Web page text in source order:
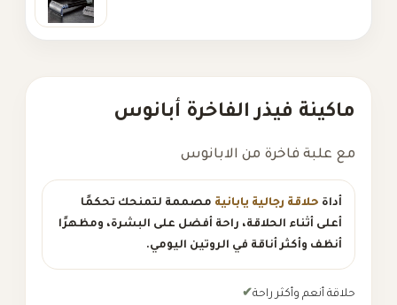
ماكينة فيذر الفاخرة أبانوس
مع علبة فاخرة من الابانوس
أداة حلاقة رجالية يابانية مصممة لتمنحك تحكمًا
أعلى أثناء الحلاقة، راحة أفضل على البشرة، ومظهرًا
أنظف وأكثر أناقة في الروتين اليومي.
حلاقة أنعم وأكثر راحة